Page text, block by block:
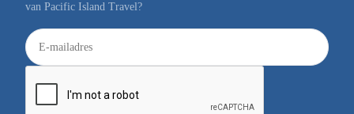
van Pacific Island Travel?
E
-